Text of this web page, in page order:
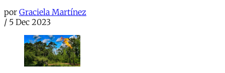
por Graciela Martínez
/ 5 Dec 2023